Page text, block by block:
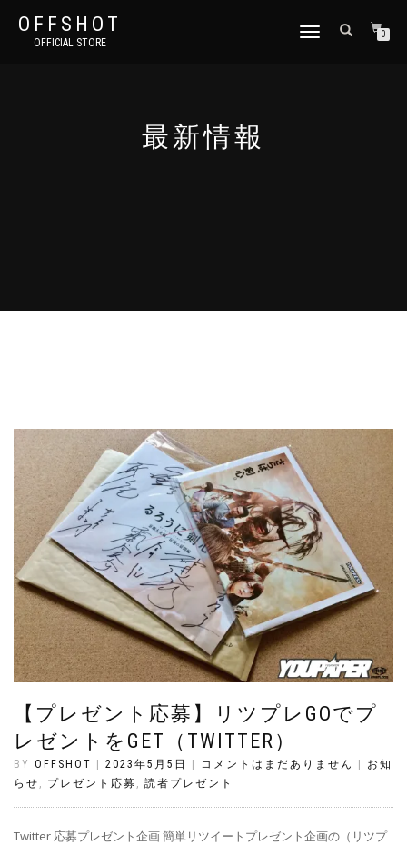
OFFSHOT
OFFICIAL STORE
ナ
0
最新情報
【プレゼント応募】リツプレGOでプ
レゼントをGET（TWITTER）
BY OFFSHOT | 2023年5月5日 | コメントはまだありません | お知
らせ
プレゼント応募 読者プレゼント
Twitter 応募プレゼント企画 簡単リツイートプレゼント企画の（リツプ